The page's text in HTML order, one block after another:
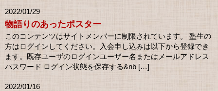
2022/01/29
物語りのあったポスター
このコンテンツはサイトメンバーに制限されています。 塾生の
方はログインしてください。入会申し込みは以下から登録でき
ます。既存ユーザのログインユーザー名またはメールアドレス
パスワード ログイン状態を保存する&nb […]
2022/01/16